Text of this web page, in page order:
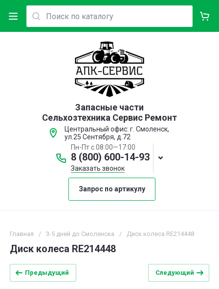
Запасные части
Сельхозтехника Сервис Ремонт
Центральный офис: г. Смоленск,
ул.25 Сентября, д.72
Пн-Пт с 08:00—17:00
8 (800) 600-14-93
Заказать звонок
Запрос по артикулу
Главная / 3-5 дней до Смоленска / Диск колеса RE214448
Диск колеса RE214448
Предыдущий Следующий